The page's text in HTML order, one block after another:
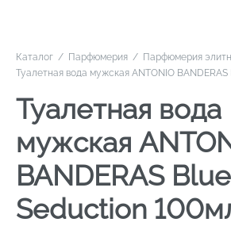
Каталог / Парфюмерия / Парфюмерия
Туалетная вода мужская ANTONIO
Туалетная вода
мужская
BANDERAS Blue
Seduction